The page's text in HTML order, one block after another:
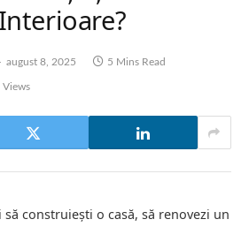
august 8, 2025 5 Mins Read
Views
construiești o casă, să renovezi un